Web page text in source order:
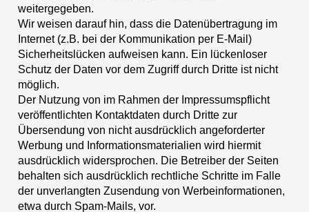
weitergegeben.
Wir weisen darauf hin, dass die Datenübertragung im
Internet (z.B. bei der Kommunikation per E-Mail)
Sicherheitslücken aufweisen kann. Ein lückenloser
Schutz der Daten vor dem Zugriff durch Dritte ist nicht
möglich.
Der Nutzung von im Rahmen der Impressumspflicht
veröffentlichten Kontaktdaten durch Dritte zur
Übersendung von nicht ausdrücklich angeforderter
Werbung und Informationsmaterialien wird hiermit
ausdrücklich widersprochen. Die Betreiber der Seiten
behalten sich ausdrücklich rechtliche Schritte im Falle
der unverlangten Zusendung von Werbeinformationen,
etwa durch Spam-Mails, vor.